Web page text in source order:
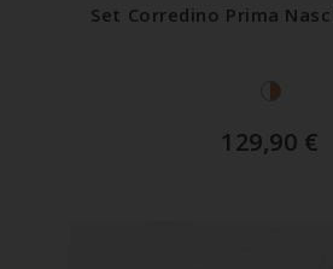
Set Corredino Prima
129,90 €